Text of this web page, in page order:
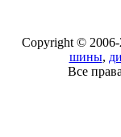
Copyright ©
шины,
Все